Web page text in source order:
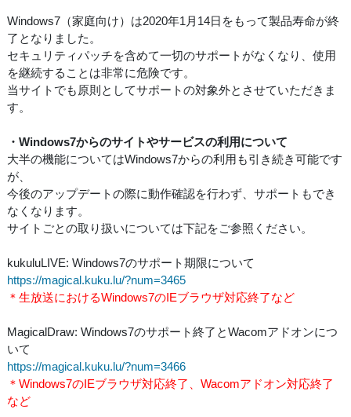
Windows7（家庭向け）は2020年1月14日をもって製品寿命が終
了となりました。
セキュリティパッチを含めて一切のサポートがなくなり、使用
を継続することは非常に危険です。
当サイトでも原則としてサポートの対象外とさせていただきま
す。
・Windows7からのサイトやサービスの利用について
大半の機能についてはWindows7からの利用も引き続き可能です
が、
今後のアップデートの際に動作確認を行わず、サポートもでき
なくなります。
サイトごとの取り扱いについては下記をご参照ください。
kukuluLIVE: Windows7のサポート期限について
https://magical.kuku.lu/?num=3465
＊生放送におけるWindows7のIEブラウザ対応終了など
MagicalDraw: Windows7のサポート終了とWacomアドオンにつ
いて
https://magical.kuku.lu/?num=3466
＊Windows7のIEブラウザ対応終了、Wacomアドオン対応終了
など